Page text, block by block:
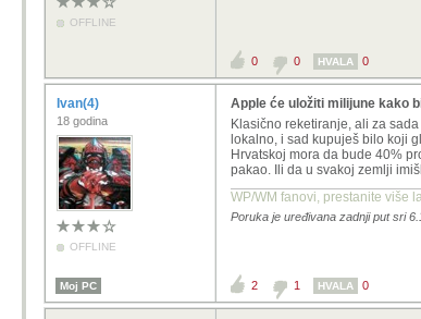
OFFLINE
0 0 HVALA 0
Ivan(4)
18 godina
OFFLINE
Apple će uložiti milijune kako
Klasično reketiranje, ali za
lokalno, i sad kupuješ bilo koji
Hrvatskoj mora da bude 40%
pakao. Ili da u svakoj zemlji
WP/WM fanovi, prestanite više
Poruka je uređivana zadnji put sri
Moj PC 2 1 HVALA 0